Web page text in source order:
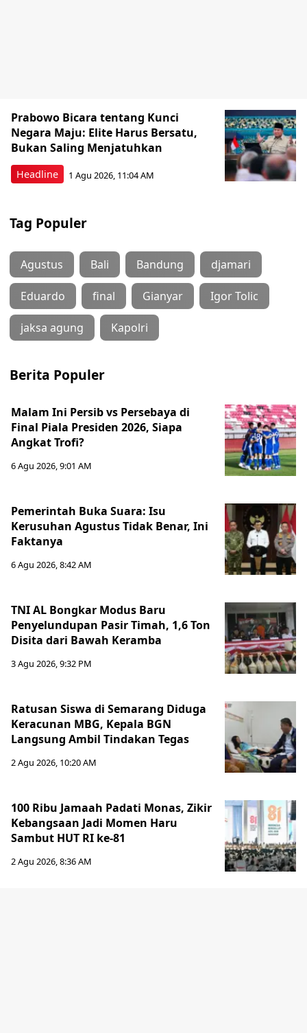
Headline
Prabowo Bicara tentang Kunci
Negara Maju: Elite Harus Bersatu,
Bukan Saling Menjatuhkan
1 Agu 2026, 11:04 AM
Tag Populer
Agustus Bali Bandung djamari
Eduardo final Gianyar Igor Tolic
jaksa agung Kapolri
Berita Populer
Malam Ini Persib vs Persebaya di
Final Piala Presiden 2026, Siapa
Angkat Trofi?
6 Agu 2026, 9:01 AM
Pemerintah Buka Suara: Isu
Kerusuhan Agustus Tidak Benar, Ini
Faktanya
6 Agu 2026, 8:42 AM
TNI AL Bongkar Modus Baru
Penyelundupan Pasir Timah, 1,6 Ton
Disita dari Bawah Keramba
3 Agu 2026, 9:32 PM
Ratusan Siswa di Semarang Diduga
Keracunan MBG, Kepala BGN
Langsung Ambil Tindakan Tegas
2 Agu 2026, 10:20 AM
100 Ribu Jamaah Padati Monas, Zikir
Kebangsaan Jadi Momen Haru
Sambut HUT RI ke-81
2 Agu 2026, 8:36 AM